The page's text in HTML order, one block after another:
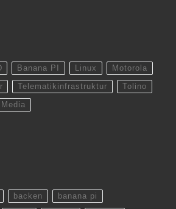
Banana PI Linux Motorola
Telematikinfrastruktur Tolino
backen banana pi